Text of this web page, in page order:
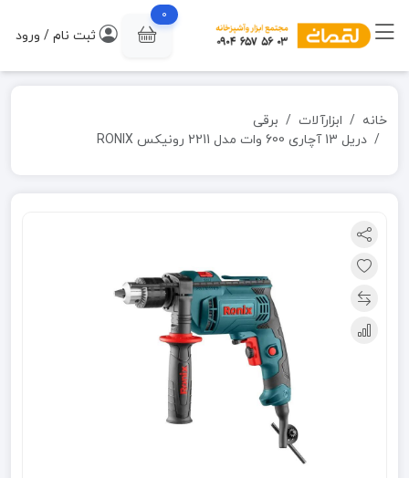
0
ثبت نام / ورود
خانه ابزارآلات
برقی
دریل 13 آچاری 600 وات مدل 2211 رونیکس RONIX